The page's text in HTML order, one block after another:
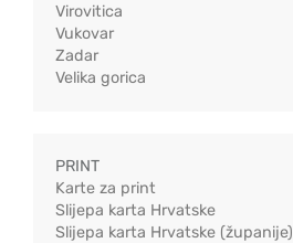
Virovitica
Vukovar
Zadar
Velika gorica
PRINT
Karte za print
Slijepa karta Hrvatske
Slijepa karta Hrvatske (županije)